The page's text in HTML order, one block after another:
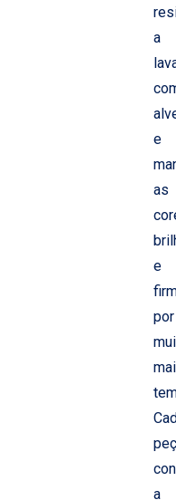
a
e
as
e
por
a